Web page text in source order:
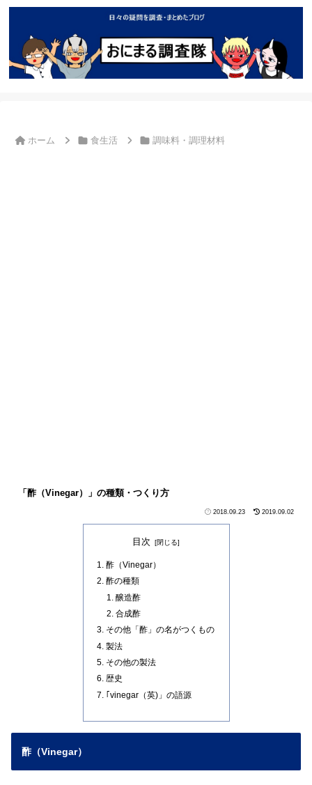
ホーム 食生活 調味料・調理材料
「酢（Vinegar）」の種類・つくり方
2018.09.23 2019.09.02
目次
酢（Vinegar）
酢の種類
醸造酢
合成酢
その他「酢」の名がつくもの
製法
その他の製法
歴史
｢vinegar（英)」の語源
酢（Vinegar）